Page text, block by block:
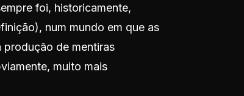
foi, historicamente,
num mundo em que as
produção de mentiras
muito mais